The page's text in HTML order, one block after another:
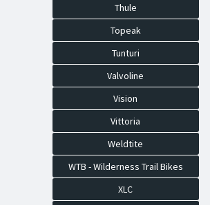
Thule
Topeak
Tunturi
Valvoline
Vision
Vittoria
Weldtite
WTB - Wilderness Trail Bikes
XLC